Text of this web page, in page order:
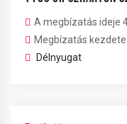
A megbízatás ideje
Megbízatás
Délnyugat